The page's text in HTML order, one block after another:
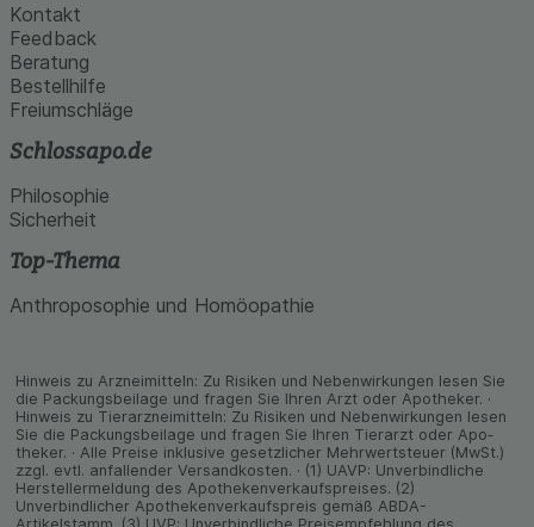
Kontakt
Feedback
Beratung
Bestellhilfe
Freiumschläge
Schlossapo.de
Philosophie
Sicherheit
Top-Thema
Anthroposophie und Homöopathie
Hinweis zu Arzneimitteln: Zu Risiken und Neben­wirkungen lesen Sie
die Packungs­beilage und fragen Sie Ihren Arzt oder Apo­theker. ·
Hinweis zu Tier­arz­nei­mitteln: Zu Risiken und Neben­wirkungen lesen
Sie die Packungs­beilage und fragen Sie Ihren Tier­arzt oder Apo­
theker. · Alle Preise inklusive gesetz­licher Mehrwertsteuer (MwSt.)
zzgl. evtl. anfallender Versand­kosten. · (1) UAVP: Unverbindliche
Herstellermeldung des Apothekenverkaufspreises. (2)
Unverbindlicher Apothekenverkaufspreis gemäß ABDA-